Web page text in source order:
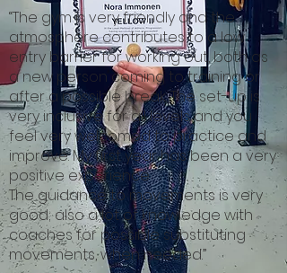
“The gym is very friendly and the
atmosphere contributes to a low
entry barrier for working out, both as
a new person coming to training or
after a possible break. The set-up is
very inclusive for all levels and you
feel very welcomed to practice and
improve. My first year has been a very
positive experience
The guidance to movements is very
good; also a lot of knowledge with
coaches for possible substituting
movements, when needed.”